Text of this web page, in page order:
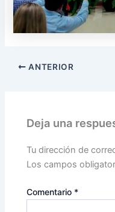
ANTERIOR
Deja una
Tu dirección de
Los campos
Comentario *